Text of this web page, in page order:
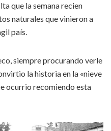
que la semana recien
naturales que vinieron a
país.
siempre procurando verle
la historia en la «nieve
ocurrio recomiendo esta